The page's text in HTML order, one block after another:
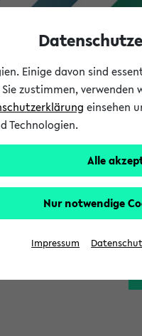
die Ihnen erst
Bitte
Einige davon sind
zustimmen,
einsehen
Technologien.
Alle
Nur notwendige
Impressum